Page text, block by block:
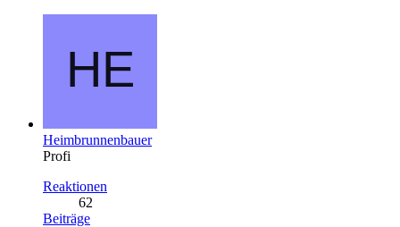
Heimbrunnenbauer
Profi
Reaktionen
62
Beiträge